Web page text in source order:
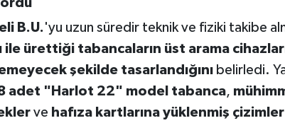
B.U.'yu uzun süredir teknik ve fiziki takibe
ile ürettiği tabancaların üst arama
şekilde tasarlandığınıbelirledi.
adet "Harlot 22" model tabanca,
ve hafıza kartlarına yüklenmiş çizimler